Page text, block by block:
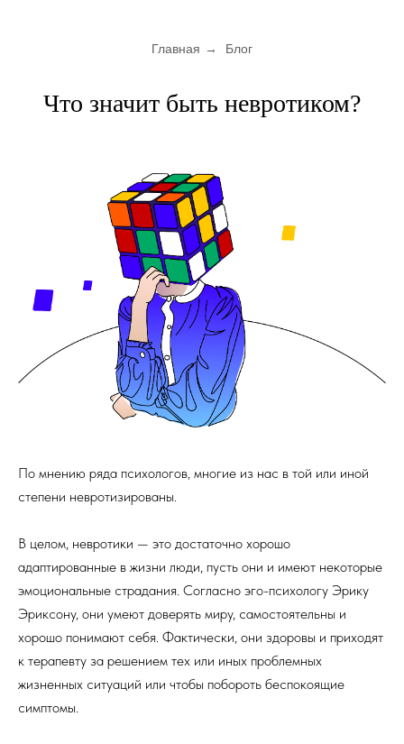
Главная → Блог
Что значит быть невротиком?
По мнению ряда психологов, многие из нас в той или иной
степени невротизированы.
В целом, невротики — это достаточно хорошо
адаптированные в жизни люди, пусть они и имеют некоторые
эмоциональные страдания. Согласно эго-психологу Эрику
Эриксону, они умеют доверять миру, самостоятельны и
хорошо понимают себя. Фактически, они здоровы и приходят
к терапевту за решением тех или иных проблемных
жизненных ситуаций или чтобы побороть беспокоящие
симптомы.